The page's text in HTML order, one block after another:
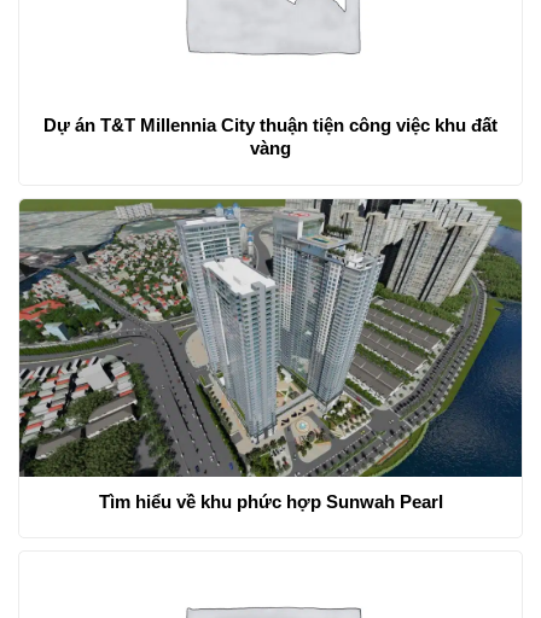
Dự án T&T Millennia City thuận tiện công việc khu đất
vàng
Tìm hiểu về khu phức hợp Sunwah Pearl